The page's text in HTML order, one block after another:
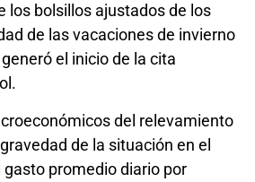
los bolsillos ajustados de los
de las vacaciones de invierno
el inicio de la cita
del relevamiento
de la situación en el
promedio diario por